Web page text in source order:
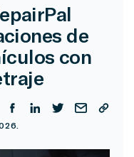
de
con